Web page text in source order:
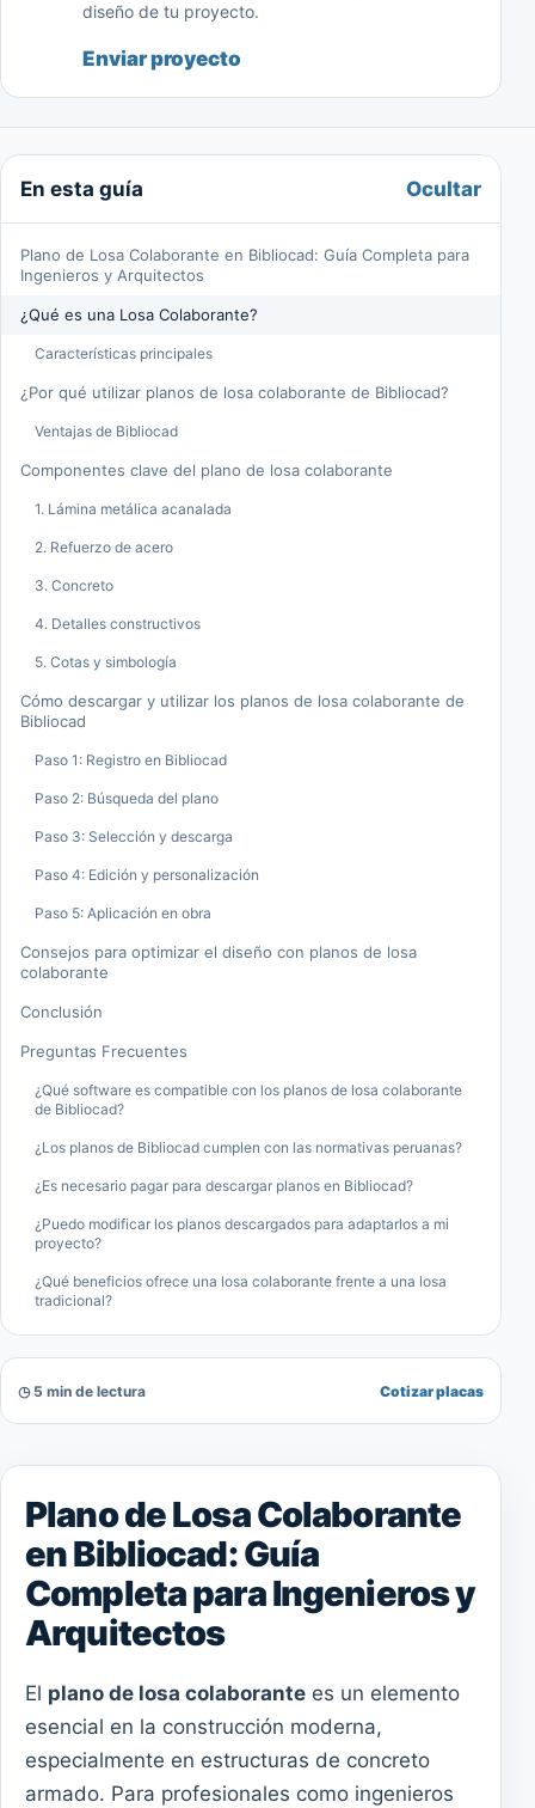
diseño de tu proyecto.
Enviar proyecto
En esta guía Ocultar
Plano de Losa Colaborante en Bibliocad: Guía Completa para
Ingenieros y Arquitectos
¿Qué es una Losa Colaborante?
Características principales
¿Por qué utilizar planos de losa colaborante de Bibliocad?
Ventajas de Bibliocad
Componentes clave del plano de losa colaborante
1. Lámina metálica acanalada
2. Refuerzo de acero
3. Concreto
4. Detalles constructivos
5. Cotas y simbología
Cómo descargar y utilizar los planos de losa colaborante de
Bibliocad
Paso 1: Registro en Bibliocad
Paso 2: Búsqueda del plano
Paso 3: Selección y descarga
Paso 4: Edición y personalización
Paso 5: Aplicación en obra
Consejos para optimizar el diseño con planos de losa
colaborante
Conclusión
Preguntas Frecuentes
¿Qué software es compatible con los planos de losa colaborante
de Bibliocad?
¿Los planos de Bibliocad cumplen con las normativas peruanas?
¿Es necesario pagar para descargar planos en Bibliocad?
¿Puedo modificar los planos descargados para adaptarlos a mi
proyecto?
¿Qué beneficios ofrece una losa colaborante frente a una losa
tradicional?
◷ 5 min de lectura Cotizar placas
Plano de Losa Colaborante
en Bibliocad: Guía
Completa para Ingenieros y
Arquitectos
El plano de losa colaborante es un elemento
esencial en la construcción moderna,
especialmente en estructuras de concreto
armado. Para profesionales como ingenieros